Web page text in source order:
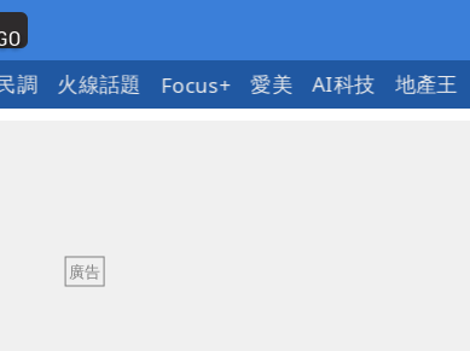
調 火線話題 Focus+ 愛美 AI科技 地產王